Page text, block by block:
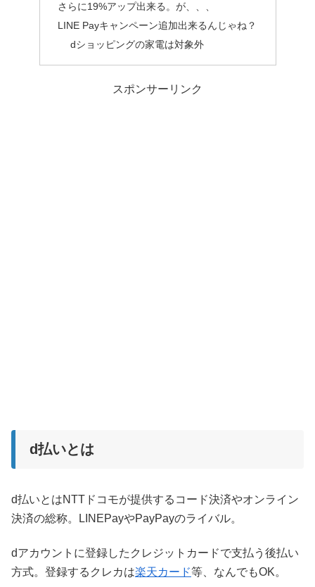
さらに19%アップ出来る。が、、、
LINE Payキャンペーン追加出来るんじゃね？
dショッピングの家電は対象外
スポンサーリンク
d払いとは
d払いとはNTTドコモが提供するコード決済やオンライン
決済の総称。LINEPayやPayPayのライバル。
dアカウントに登録したクレジットカードで支払う後払い
方式。登録するクレカは楽天カード等、なんでもOK。